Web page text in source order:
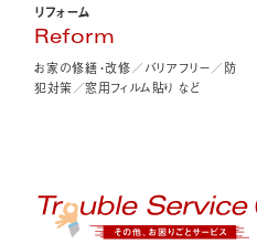
リフォーム
Reform
お家の修繕・改修／バリアフリー／防
犯対策／窓用フィルム貼り など